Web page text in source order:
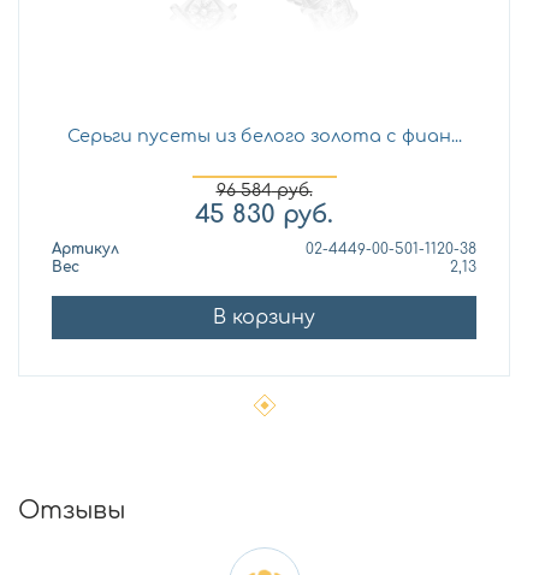
Серьги пусеты из белого золота с фиан...
96 584руб.
45 830 руб.
Артикул
02-4449-00-501-1120-38
Вес
2,13
В корзину
Отзывы